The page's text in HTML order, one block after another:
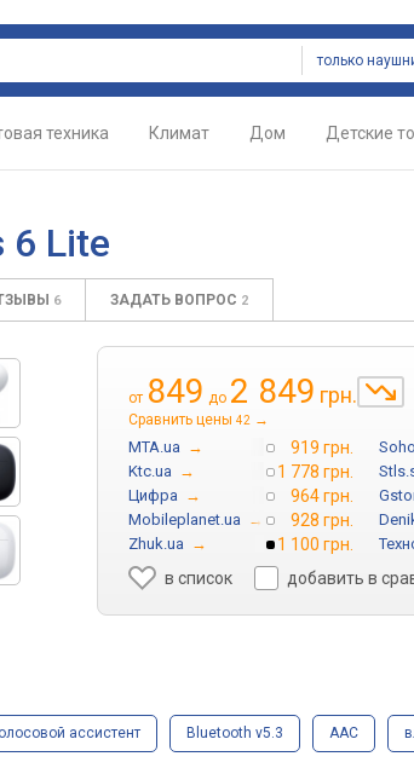
только
техника Климат Дом Детские
6 Lite
6 ЗАДАТЬ ВОПРОС 2
от 849 до 2 849 грн.
Сравнить цены 42 →
MTA.ua → 919 грн.
Ktc.ua → 1 778 грн.
Цифра → 964 грн.
Mobileplanet.ua → 928 грн.
Zhuk.ua → 1 100 грн.
в список
добавить в
ассистент Bluetooth v5.3 AAC